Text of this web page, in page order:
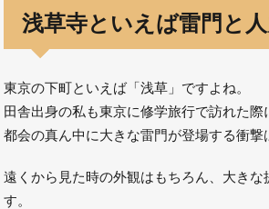
浅草寺といえば雷門と人
東京の下町といえば「浅草」ですよね。
田舎出身の私も東京に修学旅行で訪れた際
都会の真ん中に大きな雷門が登場する衝
遠くから見た時の外観はもちろん、大き
す。